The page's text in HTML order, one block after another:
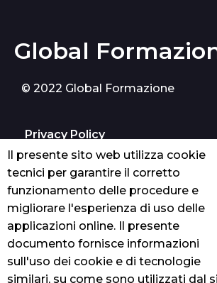
Il presente sito web utilizza cookie
tecnici per garantire il corretto
funzionamento delle procedure e
migliorare l'esperienza di uso delle
applicazioni online. Il presente
documento fornisce informazioni
sull'uso dei cookie e di tecnologie
similari, su come sono utilizzati dal
Global
© 2022 Global Formazione
Privacy Policy
Contatti
Palermo
3278798158